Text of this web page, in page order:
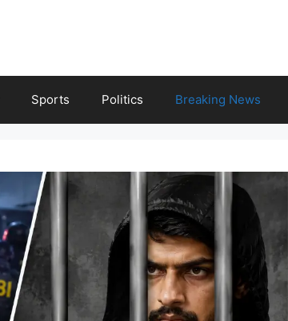
Sports Politics Breaking News